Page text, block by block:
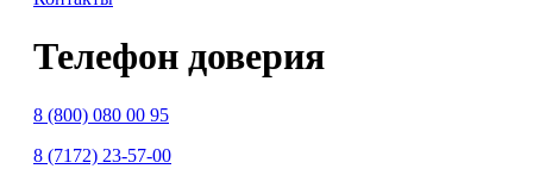
Телефон доверия
8 (800) 080 00 95
8 (7172) 23-57-00